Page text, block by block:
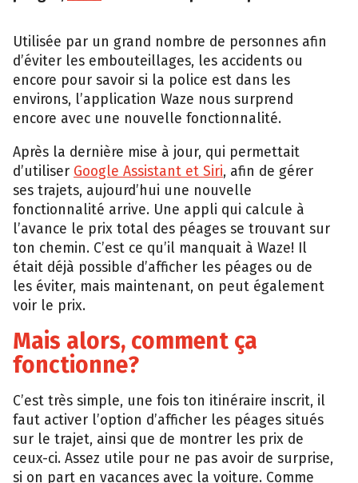
Utilisée par un grand nombre de personnes afin
d’éviter les embouteillages, les accidents ou
encore pour savoir si la police est dans les
environs, l’application Waze nous surprend
encore avec une nouvelle fonctionnalité.
Après la dernière mise à jour, qui permettait
d’utiliser Google Assistant et Siri , afin de gérer
ses trajets, aujourd’hui une nouvelle
fonctionnalité arrive. Une appli qui calcule à
l’avance le prix total des péages se trouvant sur
ton chemin. C’est ce qu’il manquait à Waze! Il
était déjà possible d’afficher les péages ou de
les éviter, mais maintenant, on peut également
voir le prix.
Mais alors , comment ça
fonctionne?
C’est très simple, une fois ton itinéraire inscrit, il
faut activer l’option d’afficher les péages situés
sur le trajet, ainsi que de montrer les prix de
ceux-ci. Assez utile pour ne pas avoir de surprise,
si on part en vacances avec la voiture. Comme